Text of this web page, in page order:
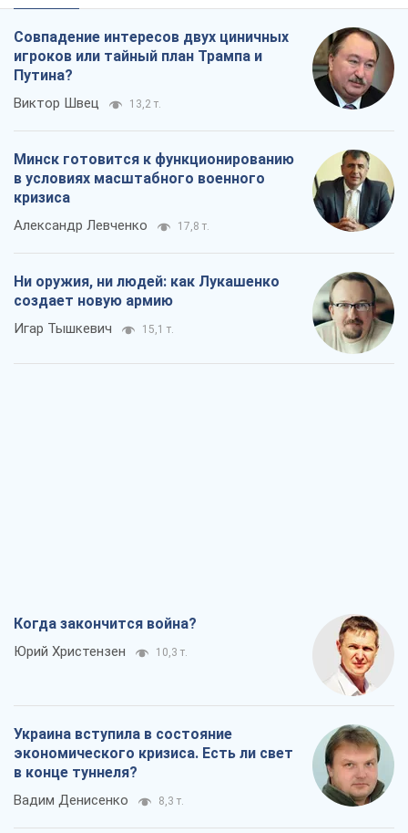
Совпадение интересов двух циничных
игроков или тайный план Трампа и
Путина?
Виктор Швец 13,2 т.
Минск готовится к функционированию
в условиях масштабного военного
кризиса
Александр Левченко 17,8 т.
Ни оружия, ни людей: как Лукашенко
создает новую армию
Игар Тышкевич 15,1 т.
Когда закончится война?
Юрий Христензен 10,3 т.
Украина вступила в состояние
экономического кризиса. Есть ли свет
в конце туннеля?
Вадим Денисенко 8,3 т.